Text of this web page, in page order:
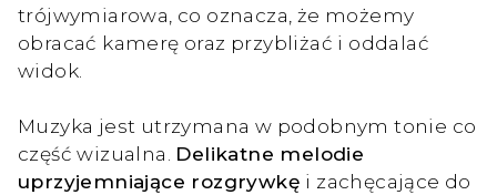
trójwymiarowa, co oznacza, że możemy
obracać kamerę oraz przybliżać i oddalać
widok.
Muzyka jest utrzymana w podobnym tonie co
część wizualna. Delikatne melodie
uprzyjemniające rozgrywkę i zachęcające do